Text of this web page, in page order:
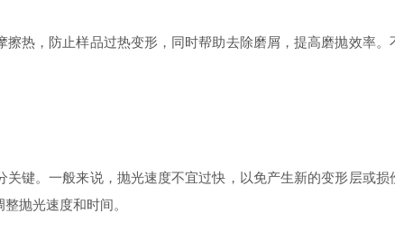
，防止样品过热变形，同时帮助去除磨屑，提高磨抛效率。
。一般来说，抛光速度不宜过快，以免产生新的变形层或损
抛光速度和时间。